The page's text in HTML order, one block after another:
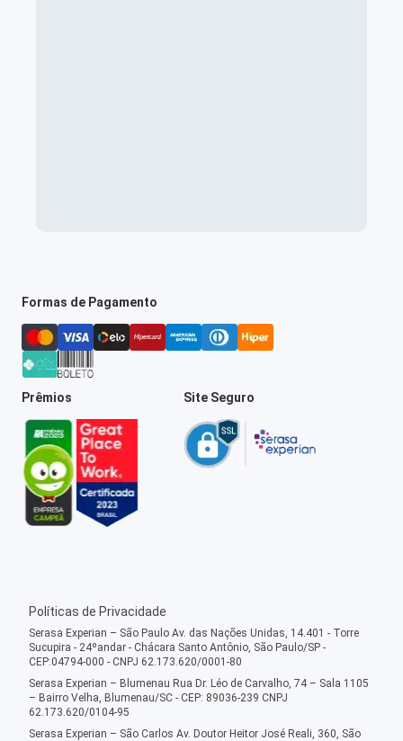
Formas de Pagamento
Prêmios Site Seguro
Políticas de Privacidade
Serasa Experian – São Paulo Av. das Nações Unidas, 14.401 - Torre
Sucupira - 24ºandar - Chácara Santo Antônio, São Paulo/SP -
CEP:04794-000 - CNPJ 62.173.620/0001-80
Serasa Experian – Blumenau Rua Dr. Léo de Carvalho, 74 – Sala 1105
– Bairro Velha, Blumenau/SC - CEP: 89036-239 CNPJ
62.173.620/0104-95
Serasa Experian – São Carlos Av. Doutor Heitor José Reali, 360, São